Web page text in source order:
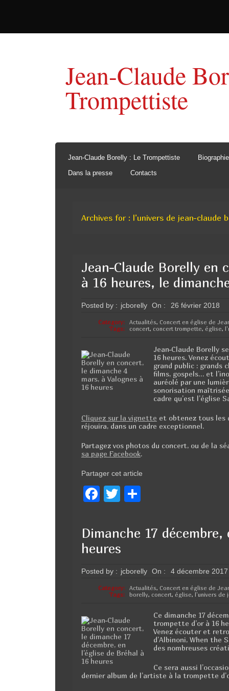
Jean-Claude
Trompettiste
Jean-Claude Borelly : Le Trompettiste Biographie
Dans la presse
Contacts
Archives for : l’univers de jean-claude
Jean-Claude Borelly en
à 16 heures, le
Posted by : jcborelly On : 26 février 2018
Category: Actualités Concert en église de
Tags:
concert concert trompette église ,
Jean-Claude Borelly
16 heures. Venez
grand public : grands
films, gospels… et
auréolé par une
sonorisation
cadre qu’est l’église
Cliquez sur la vignette et obtenez tous les
réjouira, dans un cadre exceptionnel.
Partagez vos photos du concert, ou de la
sa page Facebook.
Partager cet article
F
c
e
b
o
o
T
tt
er
P
ta
g
Dimanche 17
heures
Posted by : jcborelly On : 4 décembre 2017
Category: Actualités Concert en église de
Tags:
borelly concert église ,l'univers de
Ce dimanche 17
trompette d’or à 16
Venez écouter et
d’Albinoni, When the
des nombreuses
Ce sera aussi
dernier album de l’artiste à la trompette